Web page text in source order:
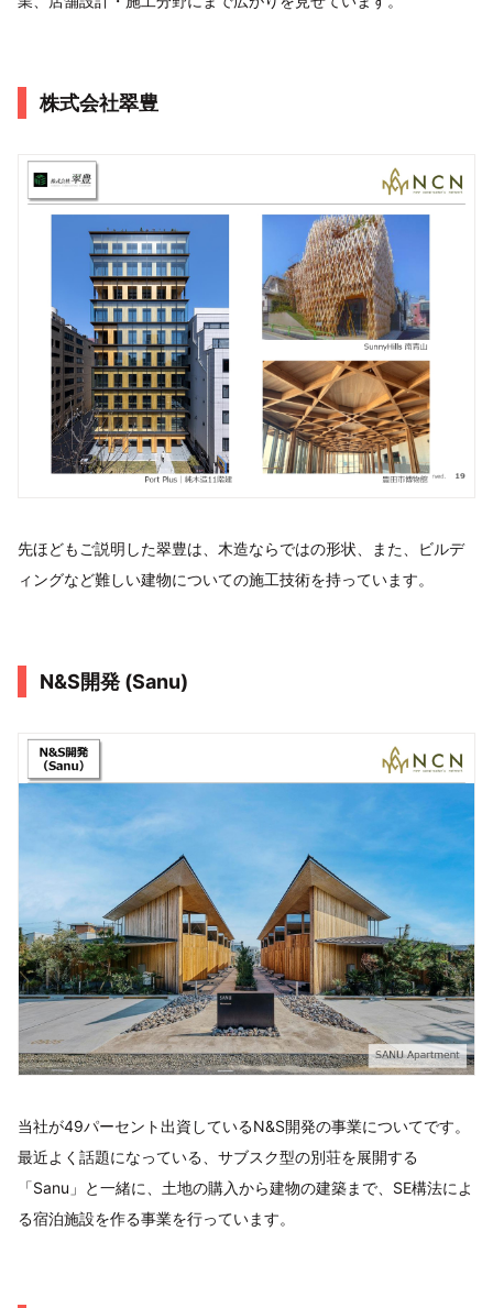
株式会社翠豊
先ほどもご説明した翠豊は、木造ならではの形状、また、ビルデ
ィングなど難しい建物についての施工技術を持っています。
N&S開発 (Sanu)
当社が49パーセント出資しているN&S開発の事業についてです。
最近よく話題になっている、サブスク型の別荘を展開する
「Sanu」と一緒に、土地の購入から建物の建築まで、SE構法によ
る宿泊施設を作る事業を行っています。